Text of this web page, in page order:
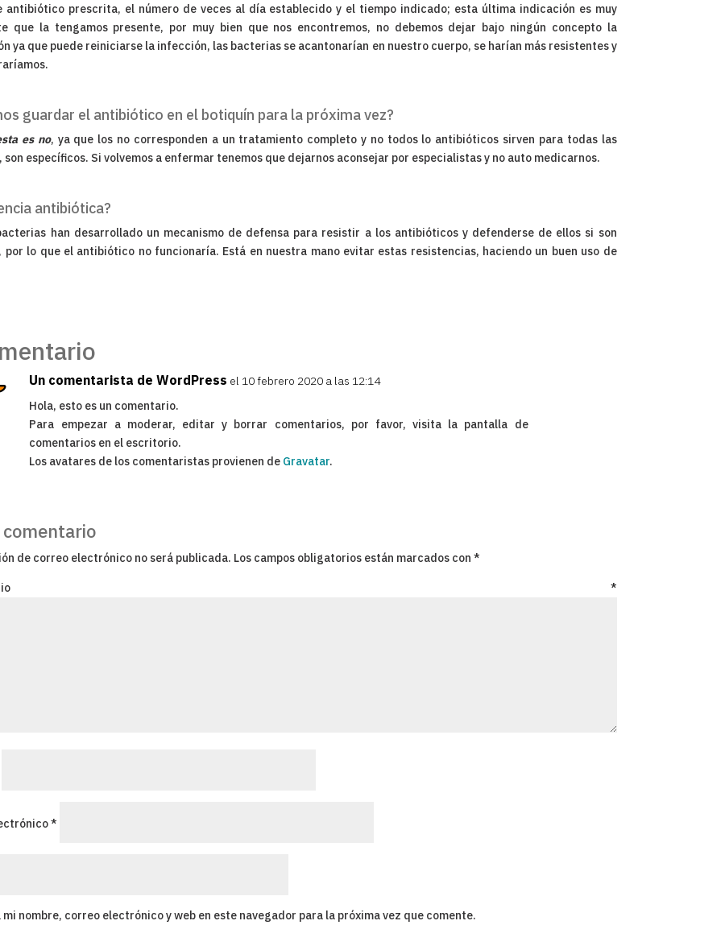
antibiótico prescrita, el número de veces al día establecido y el tiempo indicado; esta última indicación es muy
que la tengamos presente, por muy bien que nos encontremos, no debemos dejar bajo ningún concepto la
ya que puede reiniciarse la infección, las bacterias se acantonarían en nuestro cuerpo, se harían más resistentes y
guardar el antibiótico en el botiquín para la próxima vez?
es no, ya que los no corresponden a un tratamiento completo y no todos lo antibióticos sirven para todas las
específicos. Si volvemos a enfermar tenemos que dejarnos aconsejar por especialistas y no auto medicarnos.
antibiótica?
han desarrollado un mecanismo de defensa para resistir a los antibióticos y defenderse de ellos si son
por lo que el antibiótico no funcionaría. Está en nuestra mano evitar estas resistencias, haciendo un buen uso de
Un comentarista de WordPress el 10 febrero 2020 a las 12:14
Hola, esto es un comentario.
Para empezar a moderar, editar y borrar comentarios, por favor, visita la pantalla de
comentarios en el escritorio.
Los avatares de los comentaristas provienen deGravatar.
comentario
de correo electrónico no será publicada. Los campos obligatorios están marcados con*
*
*
mi nombre, correo electrónico y web en este navegador para la próxima vez que comente.